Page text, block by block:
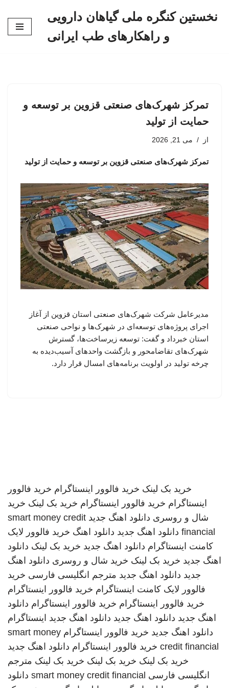
نخستین کنگره ملی گیاهان دارویی
و راهکارهای طب ایرانی
تمرکز شهرک‌های صنعتی قزوین بر توسعه و
حمایت از تولید
از می 21, 2026
تمرکز شهرک‌های صنعتی قزوین بر توسعه و حمایت از تولید
مدیرعامل شرکت شهرک‌های صنعتی استان قزوین از آغاز
اجرای پروژه‌های توسعه‌ای در شهرک‌ها و نواحی صنعتی
استان خبرداد و گفت: توسعه زیرساخت‌ها، گسترش
شهرک‌های تقاضامحور و بازگشت واحدهای آسیب‌دیده به
چرخه تولید در اولویت برنامه‌های امسال قرار دارد.
خرید بک لینک خرید فالوور اینستاگرام خرید فالوور
اینستاگرام خرید فالوور اینستاگرام خرید بک لینک خرید
شال و روسری دانلود اهنگ جدید smart money credit
financial دانلود اهنگ جدید دانلود اهنگ خرید فالوور لایک
کامنت اینستاگرام دانلود اهنگ جدید خرید بک لینک دانلود
اهنگ جدید خرید بک لینک خرید شال و روسری دانلود اهنگ
جدید دانلود اهنگ جدید مترجم انگلیسی فارسی خرید
فالوور لایک کامنت اینستاگرام خرید فالوور اینستاگرام
خرید فالوور اینستاگرام خرید فالوور اینستاگرام دانلود
اهنگ جدید دانلود اهنگ جدید دانلود اهنگ جدید اینستاگرام
دانلود اهنگ جدید خرید فالوور اینستاگرام smart money
credit financial خرید فالوور اینستاگرام دانلود اهنگ جدید
خرید بک لینک خرید بک لینک خرید بک لینک مترجم
انگلیسی فارسی smart money credit financial دانلود